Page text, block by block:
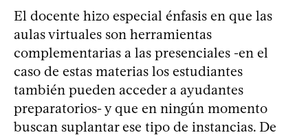
El docente hizo especial énfasis en que las
aulas virtuales son herramientas
complementarias a las presenciales -en el
caso de estas materias los estudiantes
también pueden acceder a ayudantes
preparatorios- y que en ningún momento
buscan suplantar ese tipo de instancias. De